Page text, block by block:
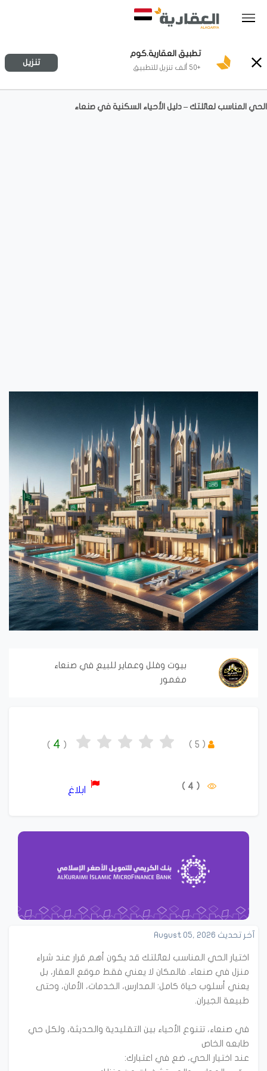
تطبيق العقارية.كوم
+50 ألف تنزيل للتطبيق
تنزيل
الحي المناسب لعائلتك – دليل الأحياء السكنية في صنعاء
بيوت وفلل وعماير للبيع في صنعاء
مغمور
(
5
)
(
4
)
( 4 ) ابلاغ
آخر تحديث August 05, 2026
اختيار الحي المناسب لعائلتك قد يكون أهم قرار عند شراء
منزل في صنعاء. فالمكان لا يعني فقط موقع العقار، بل
يعني أسلوب حياة كامل: المدارس، الخدمات، الأمان، وحتى
في صنعاء، تتنوع الأحياء بين التقليدية والحديثة، ولكل حي